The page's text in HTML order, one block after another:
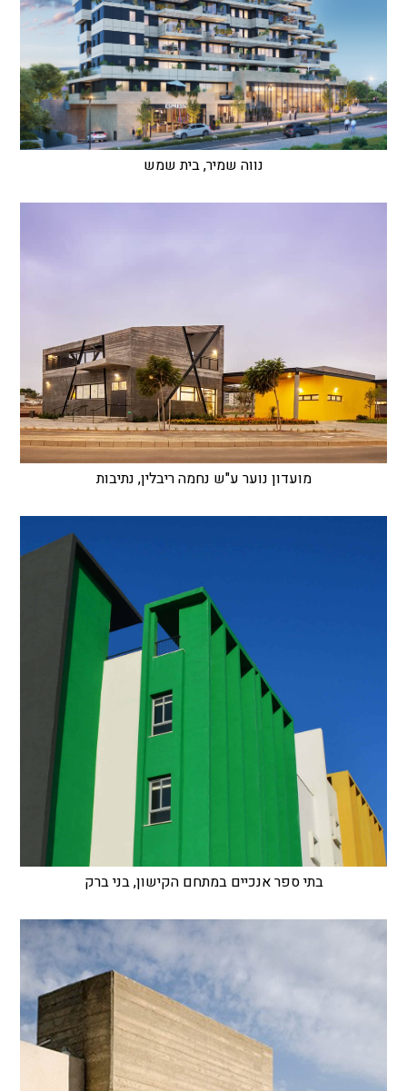
נווה שמיר, בית שמש
מועדון נוער ע"ש נחמה ריבלין, נתיבות
בתי ספר אנכיים במתחם הקישון, בני ברק